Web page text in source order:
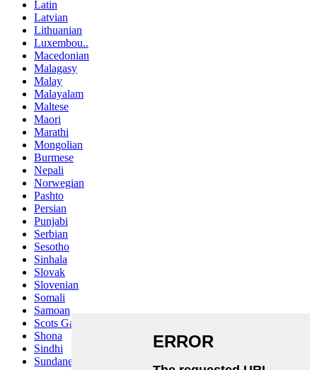
Latin
Latvian
Lithuanian
Luxembou..
Macedonian
Malagasy
Malay
Malayalam
Maltese
Maori
Marathi
Mongolian
Burmese
Nepali
Norwegian
Pashto
Persian
Punjabi
Serbian
Sesotho
Sinhala
Slovak
Slovenian
Somali
Samoan
Scots Gaelic
Shona
Sindhi
Sundanese